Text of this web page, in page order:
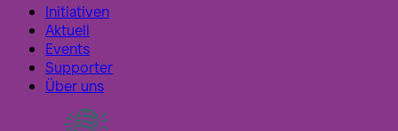
Initiativen
Aktuell
Events
Supporter
Über uns